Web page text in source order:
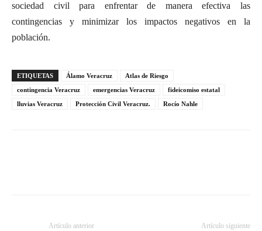
sociedad civil para enfrentar de manera efectiva las
contingencias y minimizar los impactos negativos en la
población.
ETIQUETAS Álamo Veracruz
Atlas de Riesgo
contingencia Veracruz
emergencias Veracruz
fideicomiso estatal
lluvias Veracruz
Protección Civil Veracruz. Rocío Nahle
Artículo anterior Artículo siguiente